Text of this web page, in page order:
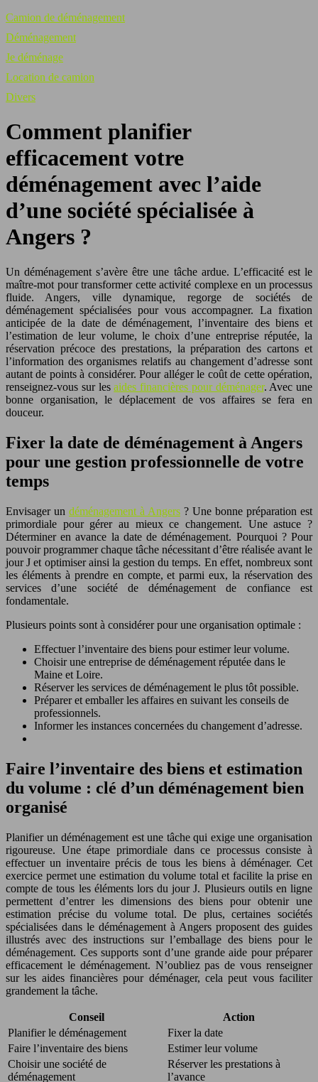
Camion de déménagement
Déménagement
Je déménage
Location de camion
Divers
Comment planifier
efficacement votre
déménagement avec l’aide
d’une société spécialisée à
Angers ?
Un déménagement s’avère être une tâche ardue. L’efficacité est le
maître-mot pour transformer cette activité complexe en un processus
fluide. Angers, ville dynamique, regorge de sociétés de
déménagement spécialisées pour vous accompagner. La fixation
anticipée de la date de déménagement, l’inventaire des biens et
l’estimation de leur volume, le choix d’une entreprise réputée, la
réservation précoce des prestations, la préparation des cartons et
l’information des organismes relatifs au changement d’adresse sont
autant de points à considérer. Pour alléger le coût de cette opération,
renseignez-vous sur lesaides financières pour déménager. Avec une
bonne organisation, le déplacement de vos affaires se fera en
douceur.
Fixer la date de déménagement à Angers
pour une gestion professionnelle de votre
temps
Envisager un déménagement à Angers ? Une bonne préparation est
primordiale pour gérer au mieux ce changement. Une astuce ?
Déterminer en avance la date de déménagement. Pourquoi ? Pour
pouvoir programmer chaque tâche nécessitant d’être réalisée avant le
jour J et optimiser ainsi la gestion du temps. En effet, nombreux sont
les éléments à prendre en compte, et parmi eux, la réservation des
services d’une société de déménagement de confiance est
fondamentale.
Plusieurs points sont à considérer pour une organisation optimale :
Effectuer l’inventaire des biens pour estimer leur volume.
Choisir une entreprise de déménagement réputée dans le
Maine et Loire.
Réserver les services de déménagement le plus tôt possible.
Préparer et emballer les affaires en suivant les conseils de
professionnels.
Informer les instances concernées du changement d’adresse.
Faire l’inventaire des biens et estimation
du volume : clé d’un déménagement bien
organisé
Planifier un déménagement est une tâche qui exige une organisation
rigoureuse. Une étape primordiale dans ce processus consiste à
effectuer un inventaire précis de tous les biens à déménager. Cet
exercice permet une estimation du volume total et facilite la prise en
compte de tous les éléments lors du jour J. Plusieurs outils en ligne
permettent d’entrer les dimensions des biens pour obtenir une
estimation précise du volume total. De plus, certaines sociétés
spécialisées dans le déménagement à Angers proposent des guides
illustrés avec des instructions sur l’emballage des biens pour le
déménagement. Ces supports sont d’une grande aide pour préparer
efficacement le déménagement. N’oubliez pas de vous renseigner
sur les aides financières pour déménager, cela peut vous faciliter
grandement la tâche.
Conseil
Action
Planifier le déménagement
Fixer la date
Faire l’inventaire des biens
Estimer leur volume
Choisir une société de
déménagement
Réserver les prestations à
l’avance